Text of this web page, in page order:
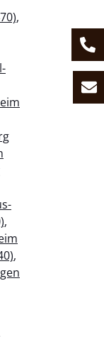
,
,
,